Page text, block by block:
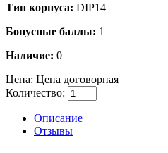
Тип корпуса: DIP14
Бонусные баллы: 1
Наличие: 0
Цена: Цена договорная
Количество:
Описание
Отзывы